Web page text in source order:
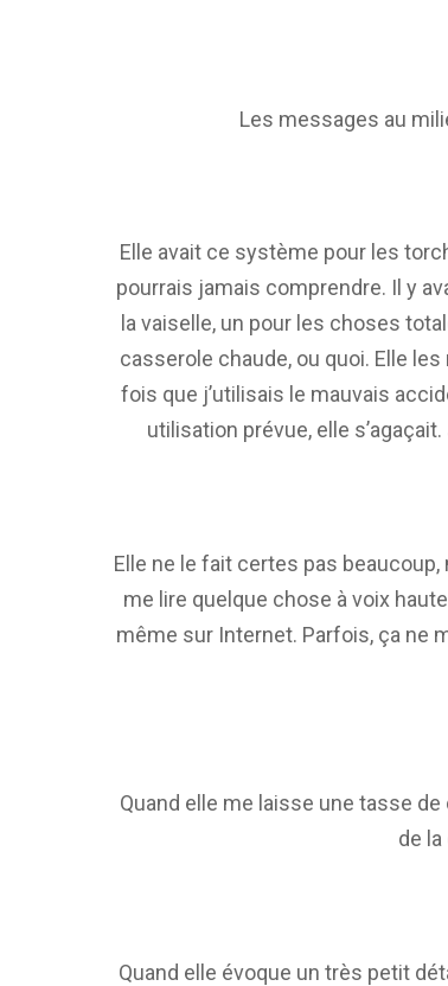
Les messages au
Elle avait ce système pour les
pourrais jamais comprendre. Il y
la vaiselle, un pour les choses
casserole chaude, ou quoi. Elle
fois que j’utilisais le mauvais
utilisation prévue, elle
Elle ne le fait certes pas
me lire quelque chose à voix
même sur Internet. Parfois, ça ne
Quand elle me laisse une tasse
de
Quand elle évoque un très petit